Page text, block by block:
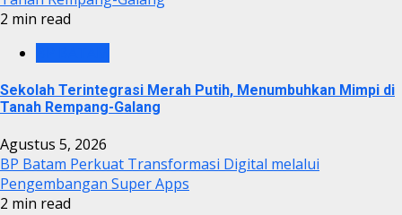
2 min read
Sekolah Terintegrasi Merah Putih, Menumbuhkan Mimpi di
Tanah Rempang-Galang
Agustus 5, 2026
BP Batam Perkuat Transformasi Digital melalui
Pengembangan Super Apps
2 min read